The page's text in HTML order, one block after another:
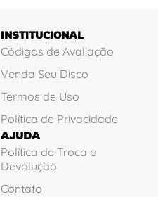
INSTITUCIONAL
Códigos de Avaliação
Venda Seu Disco
Termos de Uso
Política de Privacidade
AJUDA
Política de Troca e
Devolução
Contato